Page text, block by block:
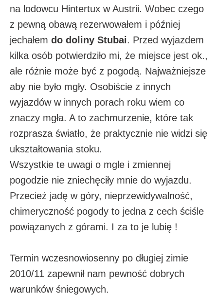
na lodowcu Hintertux w Austrii. Wobec czego
z pewną obawą rezerwowałem i później
jechałem do doliny Stubai. Przed wyjazdem
kilka osób potwierdziło mi, że miejsce jest ok.,
ale różnie może być z pogodą. Najważniejsze
aby nie było mgły. Osobiście z innych
wyjazdów w innych porach roku wiem co
znaczy mgła. A to zachmurzenie, które tak
rozprasza światło, że praktycznie nie widzi się
ukształtowania stoku.
Wszystkie te uwagi o mgle i zmiennej
pogodzie nie zniechęciły mnie do wyjazdu.
Przecież jadę w góry, nieprzewidywalność,
chimeryczność pogody to jedna z cech ściśle
powiązanych z górami. I za to je lubię !
Termin wczesnowiosenny po długiej zimie
2010/11 zapewnił nam pewność dobrych
warunków śniegowych.